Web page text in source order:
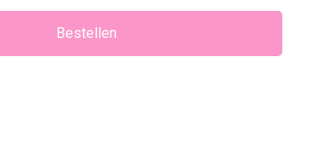
Bestellen